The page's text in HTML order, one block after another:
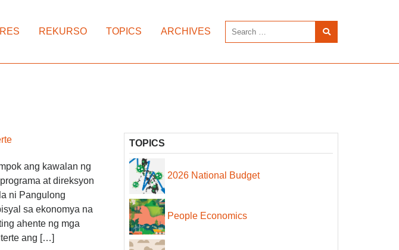
REKURSO TOPICS ARCHIVES
ang kawalan ng
at direksyon
ni Pangulong
sa ekonomya na
ahente ng mga
ang […]
TOPICS
2026 National Budget
People Economics